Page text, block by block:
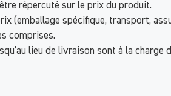
répercuté sur le prix du produit.
(emballage spécifique, transport,
comprises.
lieu de livraison sont à la charge